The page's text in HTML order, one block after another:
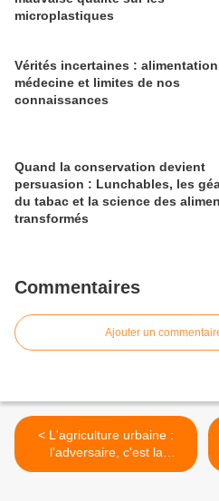
microplastiques
Vérités incertaines :
médecine et limites de nos
connaissances
Quand la conservation devient
persuasion : Lunchables, les
du tabac et la science des
transformés
Commentaires
Ajouter un
< L'agriculture urbaine :
l'adversaire, c'est la
physique